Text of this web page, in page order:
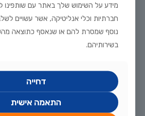
לקריאה נוספת
מידע על השימוש שלך באתר עם שותפינו
חברתיות וכלי אנליטיקה, אשר עשויים
נוסף שמסרת להם או שנאסף כתוצאה
בשירותיהם.
דחייה
התאמה אישית